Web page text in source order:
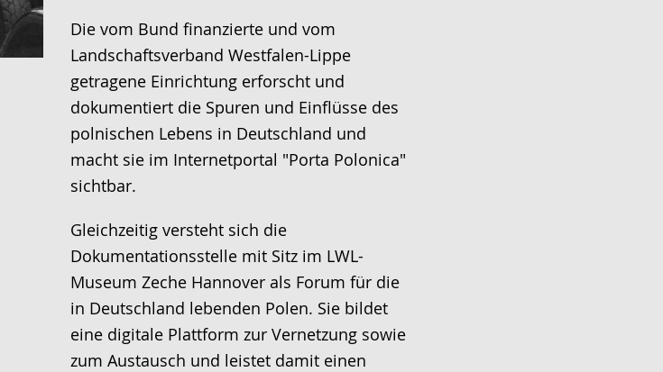
angezeigt.
Die vom Bund finanzierte und vom
Landschaftsverband Westfalen-Lippe
getragene Einrichtung erforscht und
dokumentiert die Spuren und Einflüsse des
polnischen Lebens in Deutschland und
macht sie im Internetportal "Porta Polonica"
sichtbar.
Gleichzeitig versteht sich die
Dokumentationsstelle mit Sitz im LWL-
Museum Zeche Hannover als Forum für die
in Deutschland lebenden Polen. Sie bildet
eine digitale Plattform zur Vernetzung sowie
zum Austausch und leistet damit einen